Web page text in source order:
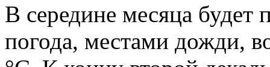
В середине месяца будет
погода, местами дожди,